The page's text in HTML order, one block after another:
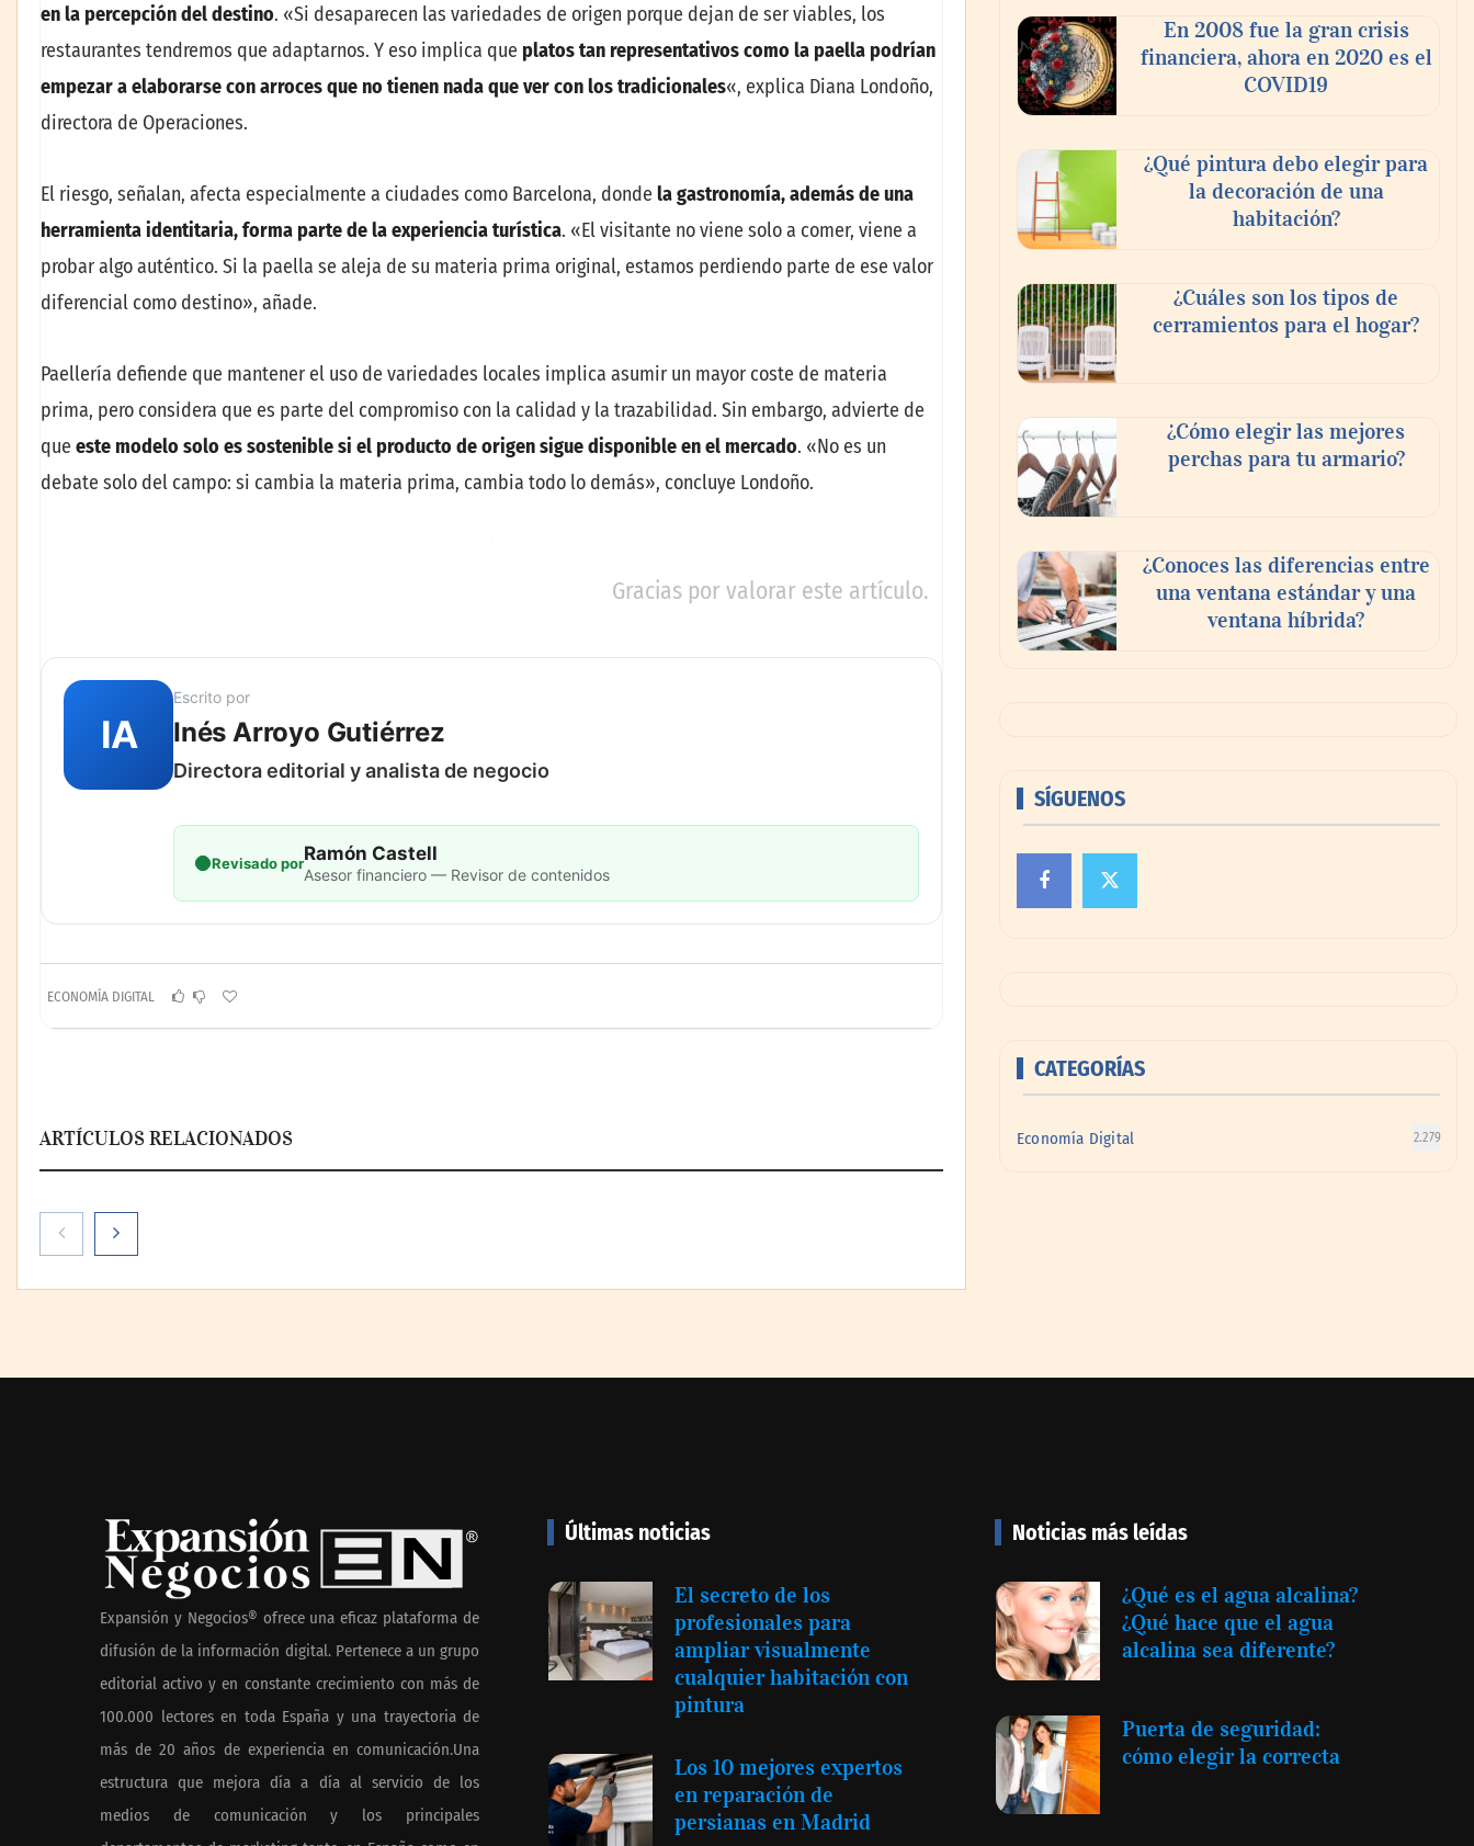
en la percepción del destino. «Si desaparecen las variedades de origen porque dejan de ser viables, los
restaurantes tendremos que adaptarnos. Y eso implica que platos tan representativos como la paella podrían
empezar a elaborarse con arroces que no tienen nada que ver con los tradicionales«, explica Diana Londoño,
directora de Operaciones.
El riesgo, señalan, afecta especialmente a ciudades como Barcelona, donde la gastronomía, además de una
herramienta identitaria, forma parte de la experiencia turística. «El visitante no viene solo a comer, viene a
probar algo auténtico. Si la paella se aleja de su materia prima original, estamos perdiendo parte de ese valor
diferencial como destino», añade.
Paellería defiende que mantener el uso de variedades locales implica asumir un mayor coste de materia
prima, pero considera que es parte del compromiso con la calidad y la trazabilidad. Sin embargo, advierte de
que este modelo solo es sostenible si el producto de origen sigue disponible en el mercado. «No es un
debate solo del campo: si cambia la materia prima, cambia todo lo demás», concluye Londoño.
Gracias por valorar este artículo.
IA
Escrito por
Inés Arroyo Gutiérrez
Directora editorial y analista de negocio
Revisado porRamón Castell
Asesor financiero — Revisor de contenidos
ECONOMÍA DIGITAL
ARTÍCULOS RELACIONADOS
Nicols presenta seis modelos
de anillos de compromiso
Harvard Business Impact
presenta ‘Essential Skill
Suites’: un nuevo enfoque
sobre cómo los estudiantes
aprenden y desarrollan las
competencias personales
distintivas que demandan
las empresas
Más allá de la crema solar:
la importancia de revisar
manchas y lunares
NOVA: innovación y diseño
que transforman espacios de
la mano de Tormo
Franquicias
En 2008 fue la gran crisis
financiera, ahora en 2020 es el
COVID19
¿Qué pintura debo elegir para
la decoración de una
habitación?
¿Cuáles son los tipos de
cerramientos para el hogar?
¿Cómo elegir las mejores
perchas para tu armario?
¿Conoces las diferencias entre
una ventana estándar y una
ventana híbrida?
SÍGUENOS
CATEGORÍAS
Economía Digital 2.279
Expansión y Negocios® ofrece una eficaz plataforma de
difusión de la información digital. Pertenece a un grupo
editorial activo y en constante crecimiento con más de
100.000 lectores en toda España y una trayectoria de
más de 20 años de experiencia en comunicación.Una
estructura que mejora día a día al servicio de los
medios de comunicación y los principales
Últimas noticias
El secreto de los
profesionales para
ampliar visualmente
cualquier habitación con
pintura
Los 10 mejores expertos
en reparación de
persianas en Madrid
Noticias más leídas
¿Qué es el agua alcalina?
¿Qué hace que el agua
alcalina sea diferente?
Puerta de seguridad:
cómo elegir la correcta